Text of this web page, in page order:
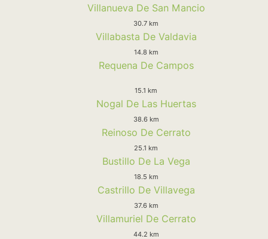
Villanueva De San Mancio
30.7 km
Villabasta De Valdavia
14.8 km
Requena De Campos
15.1 km
Nogal De Las Huertas
38.6 km
Reinoso De Cerrato
25.1 km
Bustillo De La Vega
18.5 km
Castrillo De Villavega
37.6 km
Villamuriel De Cerrato
44.2 km